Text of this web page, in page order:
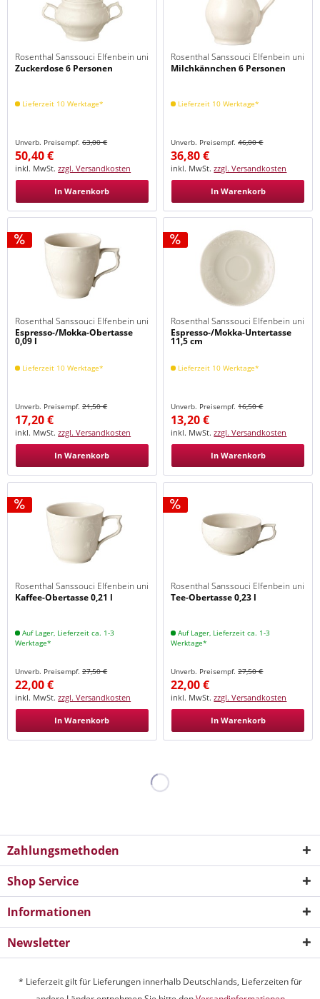
Rosenthal Sanssouci Elfenbein uni
Zuckerdose 6 Personen
Lieferzeit 10 Werktage*
Unverb. Preisempf.63,00 €
50,40 €
inkl. MwSt.zzgl. Versandkosten
In Warenkorb
Rosenthal Sanssouci Elfenbein uni
Milchkännchen 6 Personen
Lieferzeit 10 Werktage*
Unverb. Preisempf.46,00 €
36,80 €
inkl. MwSt.zzgl. Versandkosten
In Warenkorb
Rosenthal Sanssouci Elfenbein uni
Espresso-/Mokka-Obertasse
0,09 l
Lieferzeit 10 Werktage*
Unverb. Preisempf.21,50 €
17,20 €
inkl. MwSt.zzgl. Versandkosten
In Warenkorb
Rosenthal Sanssouci Elfenbein uni
Espresso-/Mokka-Untertasse
11,5 cm
Lieferzeit 10 Werktage*
Unverb. Preisempf.16,50 €
13,20 €
inkl. MwSt.zzgl. Versandkosten
In Warenkorb
Rosenthal Sanssouci Elfenbein uni
Kaffee-Obertasse 0,21 l
Auf Lager, Lieferzeit ca. 1-3
Werktage*
Unverb. Preisempf.27,50 €
22,00 €
inkl. MwSt.zzgl. Versandkosten
In Warenkorb
Rosenthal Sanssouci Elfenbein uni
Tee-Obertasse 0,23 l
Auf Lager, Lieferzeit ca. 1-3
Werktage*
Unverb. Preisempf.27,50 €
22,00 €
inkl. MwSt.zzgl. Versandkosten
In Warenkorb
Zahlungsmethoden
Shop Service
Informationen
Newsletter
* Lieferzeit gilt für Lieferungen innerhalb Deutschlands, Lieferzeiten für